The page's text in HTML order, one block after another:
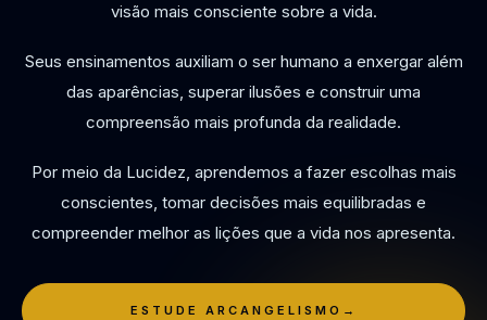
visão mais consciente sobre a vida.
Seus ensinamentos auxiliam o ser humano a enxergar além
das aparências, superar ilusões e construir uma
compreensão mais profunda da realidade.
Por meio da Lucidez, aprendemos a fazer escolhas mais
conscientes, tomar decisões mais equilibradas e
compreender melhor as lições que a vida nos apresenta.
ESTUDE ARCANGELISMO →